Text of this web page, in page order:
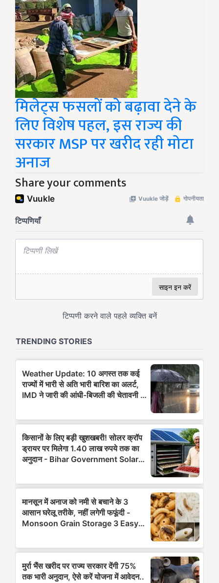
मिलेट्स फसलों को बढ़ावा देने के
लिए विशेष पहल, इस राज्य की
सरकार MSP पर खरीद रही मोटा
अनाज
Share your comments